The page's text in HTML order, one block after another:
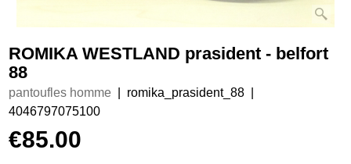
ROMIKA WESTLAND prasident - belfort
88
pantoufles homme
romika_prasident_88
4046797075100
€85.00